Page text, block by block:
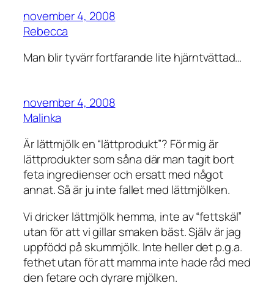
november 4, 2008
Rebecca
Man blir tyvärr fortfarande lite hjärntvättad…
november 4, 2008
Malinka
Är lättmjölk en “lättprodukt”? För mig är
lättprodukter som såna där man tagit bort
feta ingredienser och ersatt med något
annat. Så är ju inte fallet med lättmjölken.
Vi dricker lättmjölk hemma, inte av “fettskäl”
utan för att vi gillar smaken bäst. Själv är jag
uppfödd på skummjölk. Inte heller det p.g.a.
fethet utan för att mamma inte hade råd med
den fetare och dyrare mjölken.